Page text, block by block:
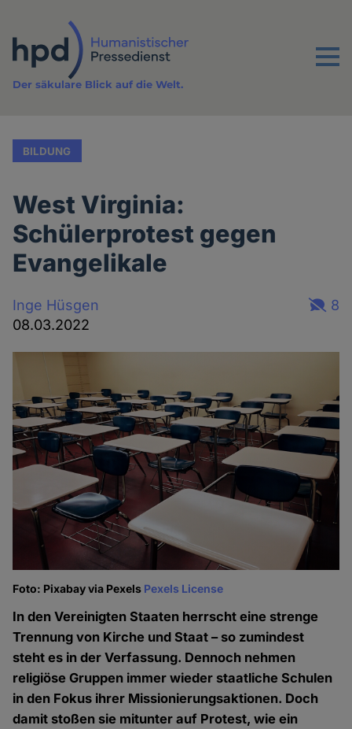
Inhalt
Menu
Der säkulare Blick auf die Welt.
BILDUNG
West Virginia:
Schülerprotest gegen
Evangelikale
Inge Hüsgen
08.03.2022
8
Foto: Pixabay via Pexels Pexels License
In den Vereinigten Staaten herrscht eine strenge
Trennung von Kirche und Staat – so zumindest
steht es in der Verfassung. Dennoch nehmen
religiöse Gruppen immer wieder staatliche Schulen
in den Fokus ihrer Missionierungsaktionen. Doch
damit stoßen sie mitunter auf Protest, wie ein